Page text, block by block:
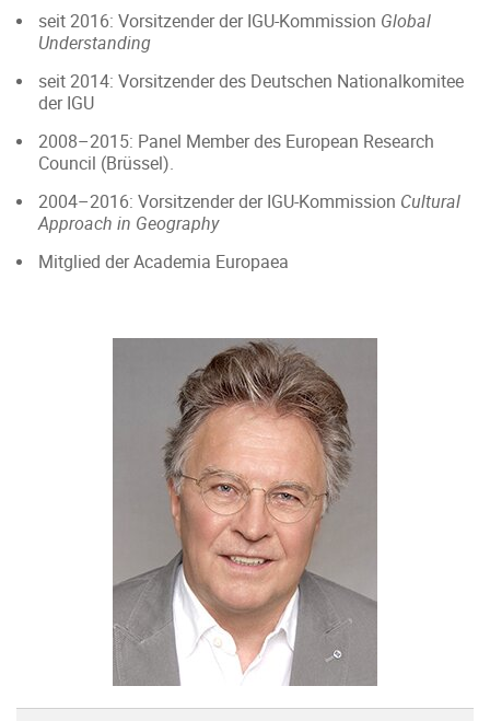
seit 2016: Vorsitzender der IGU-Kommission Global
Understanding
seit 2014: Vorsitzender des Deutschen Nationalkomitee
der IGU
2008–2015: Panel Member des European Research
Council (Brüssel).
2004–2016: Vorsitzender der IGU-Kommission Cultural
Approach in Geography
Mitglied der Academia Europaea